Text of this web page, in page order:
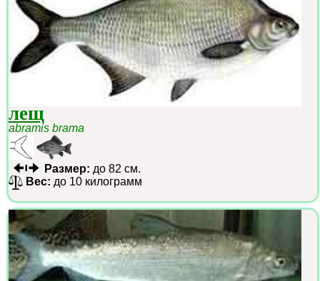
лещ
abramis brama
Размер: до 82 см.
Вес: до 10 килограмм